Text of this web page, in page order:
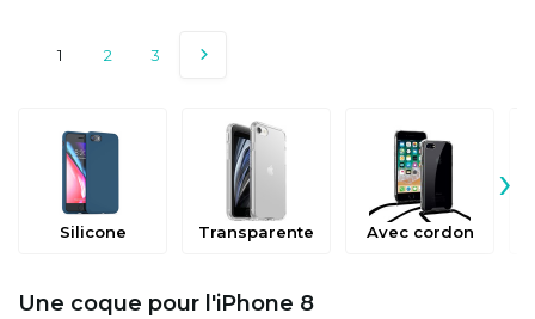
1 2 3
Silicone Transparente Avec cordon
›
Une coque pour l'iPhone 8